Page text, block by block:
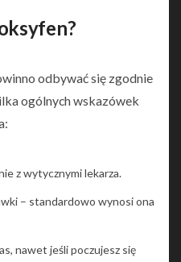
odbywać się zgodnie
ogólnych wskazówek
z wytycznymi lekarza.
– standardowo wynosi ona
nawet jeśli poczujesz się